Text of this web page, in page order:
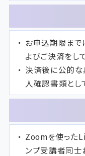
お申込期限まで
よびご決済をし
決済後に公的な
人確認書類とし
Zoomを使った
ンプ受講者同士